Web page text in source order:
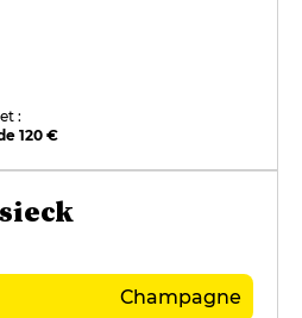
:
120 €
Champagne